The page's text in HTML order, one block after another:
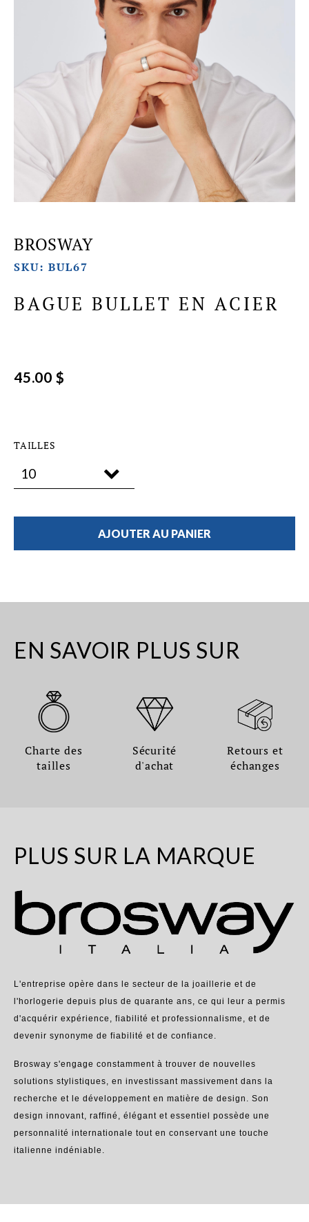
BROSWAY
SKU: BUL67
BAGUE BULLET EN ACIER
45.00 $
TAILLES
AJOUTER AU PANIER
EN SAVOIR PLUS SUR
Charte des
tailles
Sécurité
d'achat
Retours et
échanges
PLUS SUR LA MARQUE
L'entreprise opère dans le secteur de la joaillerie et de
l'horlogerie depuis plus de quarante ans, ce qui leur a permis
d'acquérir expérience, fiabilité et professionnalisme, et de
devenir synonyme de fiabilité et de confiance.
Brosway s'engage constamment à trouver de nouvelles
solutions stylistiques, en investissant massivement dans la
recherche et le développement en matière de design. Son
design innovant, raffiné, élégant et essentiel possède une
personnalité internationale tout en conservant une touche
italienne indéniable.